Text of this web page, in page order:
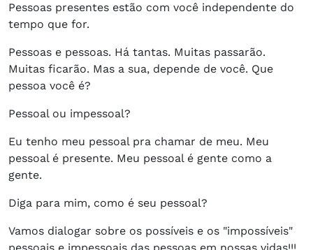
Pessoas presentes estão com você independente do
tempo que for.
Pessoas e pessoas. Há tantas. Muitas passarão.
Muitas ficarão. Mas a sua, depende de você. Que
pessoa você é?
Pessoal ou impessoal?
Eu tenho meu pessoal pra chamar de meu. Meu
pessoal é presente. Meu pessoal é gente como a
gente.
Diga para mim, como é seu pessoal?
Vamos dialogar sobre os possíveis e os "impossíveis"